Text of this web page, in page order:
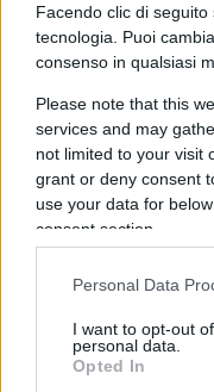
Facendo clic di
tecnologia. Puoi
consenso in qualsiasi
Please note that this
services and may
not limited to your visit
grant or deny consent
use your data for
consent section.
Personal Data
I want to opt-out
personal data.
Opted In
che riguardavano
risposto che non
emendamenti e
senatore
Rapporti con il
deciso così”.
Gregorio De Falco
a bloccare la
tagliare le ultime
faceva riferimento